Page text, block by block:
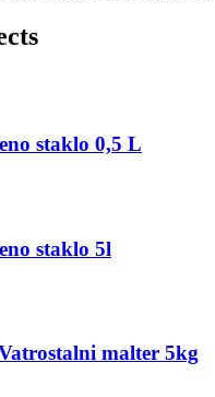
staklo 0,5 L
staklo 5l
malter 5kg